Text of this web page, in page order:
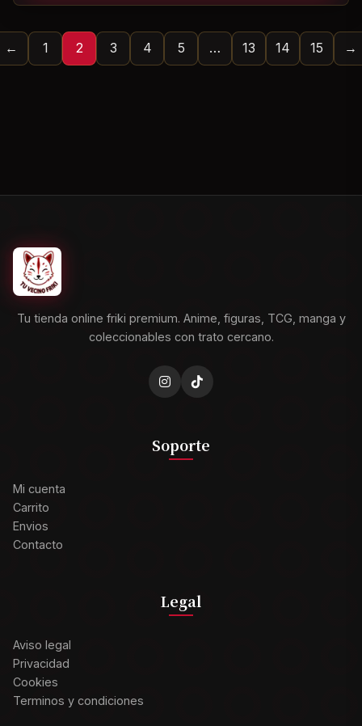
← 1 2 3 4 5 … 13 14 15 →
Tu tienda online friki premium. Anime, figuras, TCG, manga y
coleccionables con trato cercano.
Soporte
Mi cuenta
Carrito
Envios
Contacto
Legal
Aviso legal
Privacidad
Cookies
Terminos y condiciones